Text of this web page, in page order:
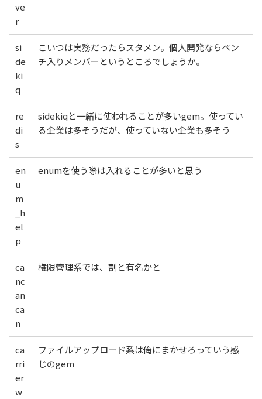
ve
r
si
de
ki
q
こいつは実務だったらスタメン。個人開発ならベン
チ入りメンバーというところでしょうか。
re
di
s
sidekiqと一緒に使われることが多いgem。使ってい
る企業は多そうだが、使っていない企業も多そう
en
u
m
_h
el
p
enumを使う際は入れることが多いと思う
ca
nc
an
ca
n
権限管理系では、割と有名かと
ca
rri
er
w
ファイルアップロード系は俺にまかせろっていう感
じのgem